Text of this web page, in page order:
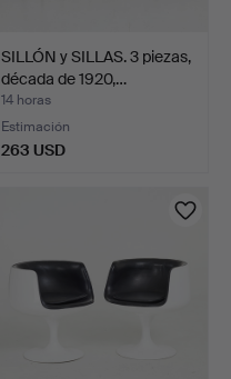
SILLÓN y SILLAS. 3 piezas,
década de 1920,…
14 horas
Estimación
263 USD